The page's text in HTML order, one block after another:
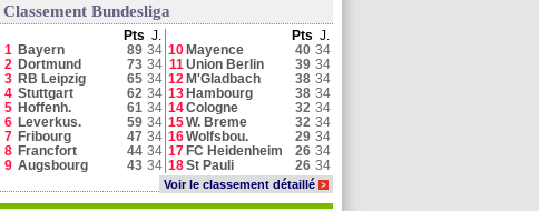
Classement Bundesliga
Pts J. Pts J.
1 Bayern 89 34 10 Mayence 40 34
2 Dortmund 73 34 11Union Berlin 39 34
3 RB Leipzig 65 34 12 M'Gladbach 38 34
4 Stuttgart 62 34 13 Hambourg 38 34
5 Hoffenh. 61 34 14Cologne 32 34
6 Leverkus. 59 34 15W. Breme 32 34
7 Fribourg 47 34 16Wolfsbou. 29 34
8 Francfort 44 34 17 FC Heidenheim 26 34
9 Augsbourg 43 34 18St Pauli 26 34
Voir le classement détaillé >